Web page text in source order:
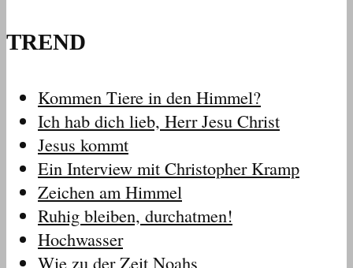
TREND
Kommen Tiere in den Himmel?
Ich hab dich lieb, Herr Jesu Christ
Jesus kommt
Ein Interview mit Christopher Kramp
Zeichen am Himmel
Ruhig bleiben, durchatmen!
Hochwasser
Wie zu der Zeit Noahs